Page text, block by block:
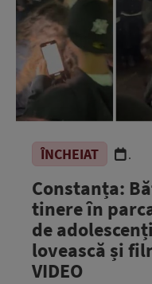
ÎNCHEIAT .
Constanța:
tinere în
de
lovească și
VIDEO